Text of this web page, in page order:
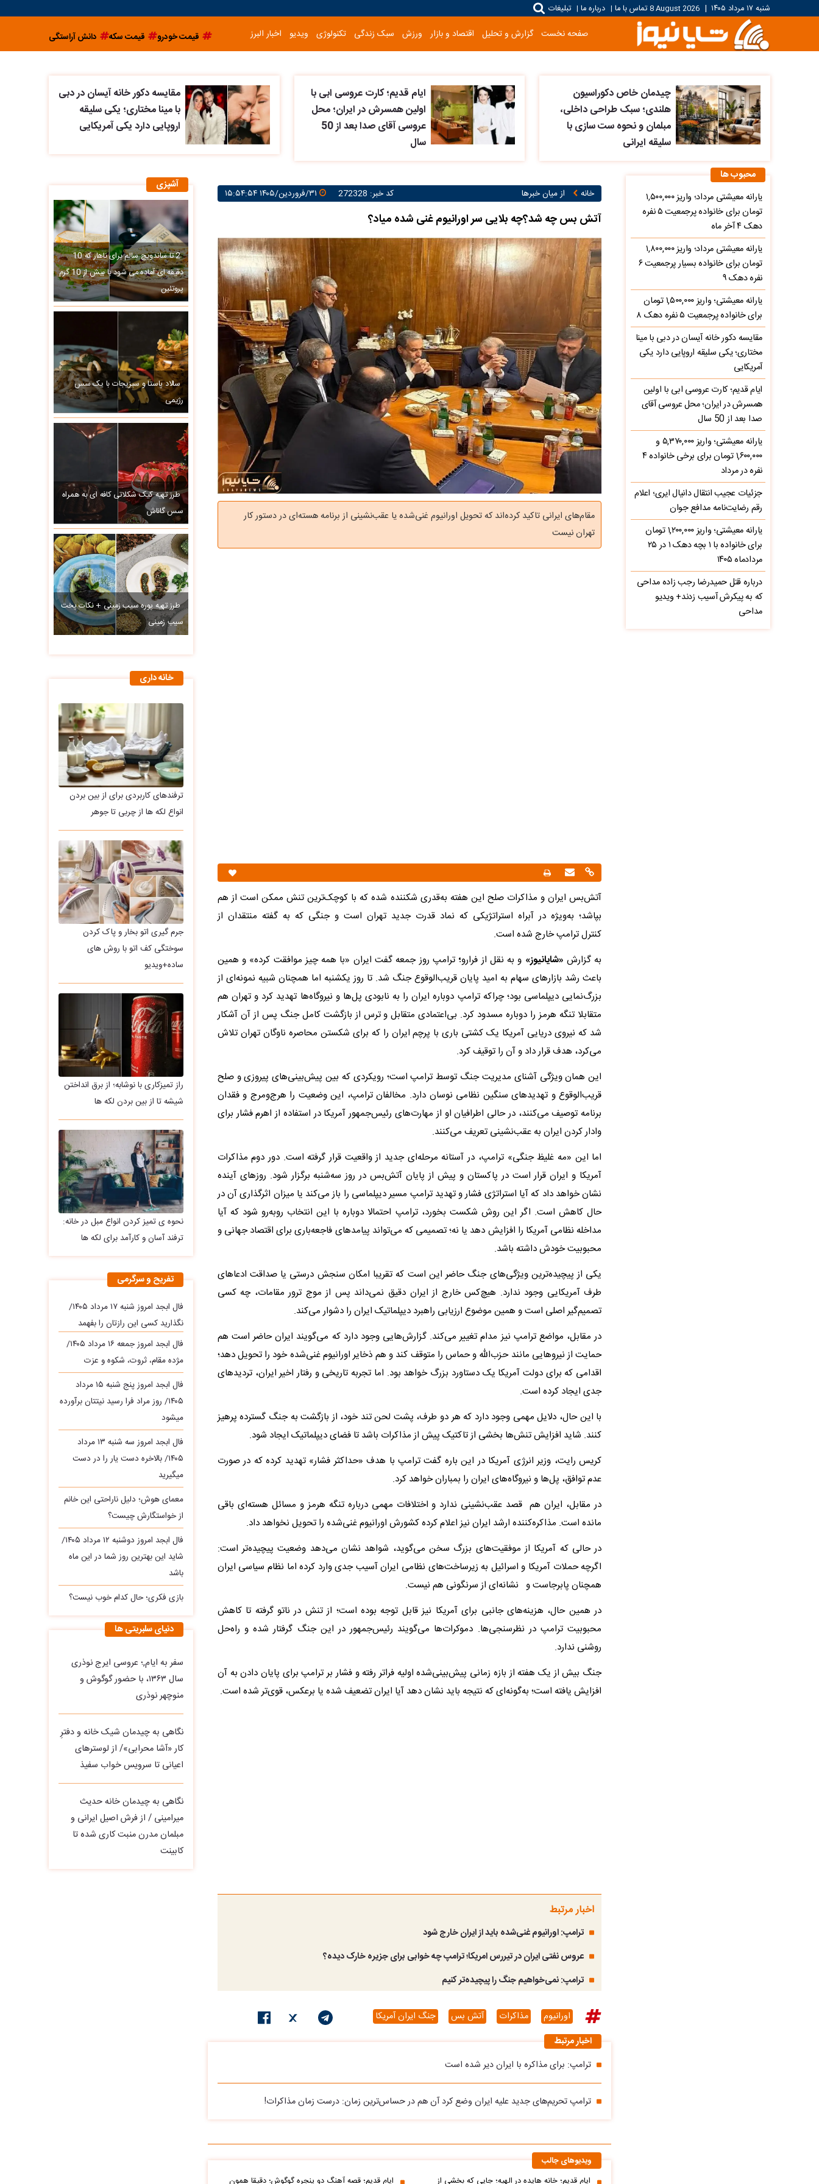
شنبه ۱۷ مرداد ۱۴۰۵ |
8 August 2026تماس با ما | درباره ما | تبلیغات
صفحه نخست گزارش و تحلیل اقتصاد و بازار ورزش سبک زندگی تکنولوژی ویدیو اخبار البرز قیمت خودرو قیمت سکه دانش آراستگی
چیدمان خاص دکوراسیون
هلندی؛ سبک طراحی داخلی،
مبلمان و نحوه ست سازی با
سلیقه ایرانی
ایام قدیم؛ کارت عروسی ابی با
اولین همسرش در ایران؛ محل
عروسی آقای صدا بعد از 50
سال
مقایسه دکور خانه آیسان در دبی
با مینا مختاری؛ یکی سلیقه
اروپایی دارد یکی آمریکایی
خانه از میان خبرها کد خبر: 272328
آتش بس چه شد؟چه بلایی سر اورانیوم غنی شده میاد؟
مقام‌های ایرانی تاکید کرده‌اند که تحویل اورانیوم غنی‌شده یا عقب‌نشینی از برنامه هسته‌ای در دستور کار
تهران نیست
آتش‌بس ایران و مذاکرات صلح این هفته به‌قدری شکننده شده که با کوچک‌ترین تنش ممکن است از هم
بپاشد؛ به‌ویژه در آبراه استراتژیکی که نماد قدرت جدید تهران است و جنگی که به گفته منتقدان از
کنترل ترامپ خارج شده است.
به گزارش «شایانیوز» و به نقل از فرارو؛ترامپ روز جمعه گفت ایران «با همه چیز موافقت کرده» و همین
باعث رشد بازارهای سهام به امید پایان قریب‌الوقوع جنگ شد. تا روز یکشنبه اما همچنان شبیه نمونه‌ای از
بزرگ‌نمایی دیپلماسی بود؛ چراکه ترامپ دوباره ایران را به نابودی پل‌ها و نیروگاه‌ها تهدید کرد و تهران هم
متقابلا تنگه هرمز را دوباره مسدود کرد. بی‌اعتمادی متقابل و ترس از بازگشت کامل جنگ پس از آن آشکار
شد که نیروی دریایی آمریکا یک کشتی باری با پرچم ایران را که برای شکستن محاصره ناوگان تهران تلاش
می‌کرد، هدف قرار داد و آن را توقیف کرد.
این همان ویژگی آشنای مدیریت جنگ توسط ترامپ است؛ رویکردی که بین پیش‌بینی‌های پیروزی و صلح
قریب‌الوقوع و تهدیدهای سنگین نظامی نوسان دارد. مخالفان ترامپ، این وضعیت را هرج‌ومرج و فقدان
برنامه توصیف می‌کنند، در حالی اطرافیان او از مهارت‌های رئیس‌جمهور آمریکا در استفاده از اهرم فشار برای
وادار کردن ایران به عقب‌نشینی تعریف می‌کنند.
اما این «مه غلیظ جنگی» ترامپ، در آستانه مرحله‌ای جدید از واقعیت قرار گرفته است. دور دوم مذاکرات
آمریکا و ایران قرار است در پاکستان و پیش از پایان آتش‌بس در روز سه‌شنبه برگزار شود. روزهای آینده
نشان خواهد داد که آیا استراتژی فشار و تهدید ترامپ مسیر دیپلماسی را باز می‌کند یا میزان اثرگذاری آن در
حال کاهش است. اگر این روش شکست بخورد، ترامپ احتمالا دوباره با این انتخاب روبه‌رو شود که آیا
مداخله نظامی آمریکا را افزایش دهد یا نه؛ تصمیمی که می‌تواند پیامدهای فاجعه‌باری برای اقتصاد جهانی و
محبوبیت خودش داشته باشد.
یکی از پیچیده‌ترین ویژگی‌های جنگ حاضر این است که تقریبا امکان سنجش درستی یا صداقت ادعاهای
طرف آمریکایی وجود ندارد. هیچ‌کس خارج از ایران دقیق نمی‌داند پس از موج ترور مقامات، چه کسی
تصمیم‌گیر اصلی است و همین موضوع ارزیابی راهبرد دیپلماتیک ایران را دشوار می‌کند.
در مقابل، مواضع ترامپ نیز مدام تغییر می‌کند. گزارش‌هایی وجود دارد که می‌گویند ایران حاضر است هم
حمایت از نیروهایی مانند حزب‌الله و حماس را متوقف کند و هم ذخایر اورانیوم غنی‌شده خود را تحویل دهد؛
اقدامی که برای دولت آمریکا یک دستاورد بزرگ خواهد بود. اما تجربه تاریخی و رفتار اخیر ایران، تردیدهای
جدی ایجاد کرده است.
با این حال، دلایل مهمی وجود دارد که هر دو طرف، پشت لحن تند خود، از بازگشت به جنگ گسترده پرهیز
کنند. شاید افزایش تنش‌ها بخشی از تاکتیک پیش از مذاکرات باشد تا فضای دیپلماتیک ایجاد شود.
کریس رایت، وزیر انرژی آمریکا در این باره گفت ترامپ با هدف «حداکثر فشار» تهدید کرده که در صورت
عدم توافق، پل‌ها و نیروگاه‌های ایران را بمباران خواهد کرد.
در مقابل، ایران هم قصد عقب‌نشینی ندارد و اختلافات مهمی درباره تنگه هرمز و مسائل هسته‌ای باقی
مانده است. مذاکره‌کننده ارشد ایران نیز اعلام کرده کشورش اورانیوم غنی‌شده را تحویل نخواهد داد.
در حالی که آمریکا از موفقیت‌های بزرگ سخن می‌گوید، شواهد نشان می‌دهد وضعیت پیچیده‌تر است:
اگرچه حملات آمریکا و اسرائیل به زیرساخت‌های نظامی ایران آسیب جدی وارد کرده اما نظام سیاسی ایران
همچنان پابرجاست و نشانه‌ای از سرنگونی هم نیست.
در همین حال، هزینه‌های جانبی برای آمریکا نیز قابل توجه بوده است؛ از تنش در ناتو گرفته تا کاهش
محبوبیت ترامپ در نظرسنجی‌ها. دموکرات‌ها می‌گویند رئیس‌جمهور در این جنگ گرفتار شده و راه‌حل
روشنی ندارد.
جنگ بیش از یک هفته از بازه زمانی پیش‌بینی‌شده اولیه فراتر رفته و فشار بر ترامپ برای پایان دادن به آن
افزایش یافته است؛ به‌گونه‌ای که نتیجه باید نشان دهد آیا ایران تضعیف شده یا برعکس، قوی‌تر شده است.
اخبار مرتبط
ترامپ: اورانیوم غنی‌شده باید از ایران خارج شود
عروس نفتی ایران در تیررس امریکا؛ ترامپ چه خوابی برای جزیره خارک دیده؟
ترامپ: نمی‌خواهیم جنگ را پیچیده‌تر کنیم
اورانیوم مذاکرات آتش بس
جنگ ایران آمریکا
اخبار مرتبط
ترامپ: برای مذاکره با ایران دیر شده است
ترامپ تحریم‌های جدید علیه ایران وضع کرد آن هم در حساس‌ترین زمان: درست زمان مذاکرات!
ویدیوهای جالب
ایام قدیم؛ خانه هایده در الهیه؛ جایی که بخشی از
ایام قدیم؛ قصه آهنگ دو پنجره گوگوش؛ دقیقا همون
آشپزی
2 تا ساندویچ سالم برای ناهار که 10
دقیقه ای آماده می شود با بیش از 10 گرم
پروتئین
سالاد پاستا و سبزیجات با یک سس
رژیمی
طرز تهیه کیک شکلاتی کافه ای به همراه
سس گاناش
طرز تهیه پوره سیب زمینی + نکات پخت
سیب زمینی
خانه داری
ترفندهای کاربردی برای از بین بردن
انواع لکه ها از چربی تا جوهر
جرم گیری اتو بخار و پاک کردن
سوختگی کف اتو با روش های
ساده+ویدیو
راز تمیزکاری با نوشابه؛ از برق انداختن
شیشه تا از بین بردن لکه ها
نحوه ی تمیز کردن انواع مبل در خانه:
ترفند آسان و کارآمد برای لکه ها
تفریح و سرگرمی
فال ابجد امروز شنبه ۱۷ مرداد ۱۴۰۵/
نگذارید کسی این رازتان را بفهمد
فال ابجد امروز جمعه ۱۶ مرداد ۱۴۰۵/
مژده مقام، ثروت، شکوه و عزت
فال ابجد امروز پنج شنبه ۱۵ مرداد
۱۴۰۵/ روز مراد فرا رسید نیتتان برآورده
میشود
فال ابجد امروز سه‌ شنبه ۱۳ مرداد
۱۴۰۵/ بالاخره دست یار را در دست
میگیرید
معمای هوش؛ دلیل ناراحتی این خانم
از خواستگارش چیست؟
فال ابجد امروز دوشنبه ۱۲ مرداد ۱۴۰۵/
شاید این بهترین روز شما در این ماه
باشد
بازی فکری؛ حال کدام خوب نیست؟
دنیای سلبریتی ها
سفر به ایام,؛ عروسی ایرج نوذری
سال ۱۳۶۳، با حضور گوگوش و
منوچهر نوذری
نگاهی به چیدمان شیک خانه و دفترِ
کار «آشا محرابی»/ از لوسترهای
اعیانی تا سرویس خواب سفیذ
نگاهی به چیدمان خانه حدیث
میرامینی / از فرش اصیل ایرانی و
مبلمان مدرن منبت‌ کاری‌ شده تا
کابینت
محبوب ها
یارانه معیشتی مرداد؛ واریز ۱,۵۰۰,۰۰۰
تومان برای خانواده پرجمعیت ۵ نفره
دهک ۴ آخر ماه
یارانه معیشتی مرداد؛ واریز ۱,۸۰۰,۰۰۰
تومان برای خانواده بسیار پرجمعیت ۶
نفره دهک ۹
یارانه معیشتی؛ واریز ۱,۵۰۰,۰۰۰ تومان
برای خانواده پرجمعیت ۵ نفره دهک ۸
مقایسه دکور خانه آیسان در دبی با مینا
مختاری؛ یکی سلیقه اروپایی دارد یکی
آمریکایی
ایام قدیم؛ کارت عروسی ابی با اولین
همسرش در ایران؛ محل عروسی آقای
صدا بعد از 50 سال
یارانه معیشتی؛ واریز ۵,۳۷۰,۰۰۰ و
۱,۶۰۰,۰۰۰ تومان برای برخی خانواده ۴
نفره در مرداد
جزئیات عجیب انتقال دانیال ایری؛ اعلام
رقم رضایت‌نامه مدافع جوان
یارانه معیشتی؛ واریز ۱,۲۰۰,۰۰۰ تومان
برای خانواده با ۱ بچه دهک ۱ در ۲۵
مردادماه ۱۴۰۵
درباره قتل حمیدرضا رجب‌ زاده مداحی
که به پیکرش آسیب زدند+ ویدیو
مداحی